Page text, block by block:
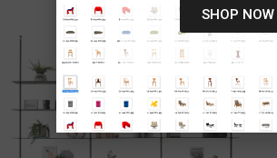
SHOP NOW